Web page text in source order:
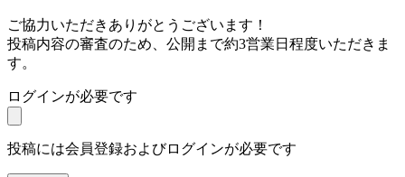
ご協力いただきありがとうございます！
投稿内容の審査のため、公開まで約3営業日程度いただきま
す。
ログインが必要です
投稿には会員登録およびログインが必要です